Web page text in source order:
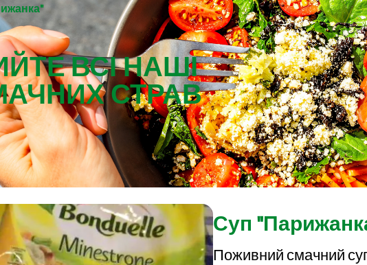
ВСІ НАШІ
СТРАВ
Суп
Поживний смачний